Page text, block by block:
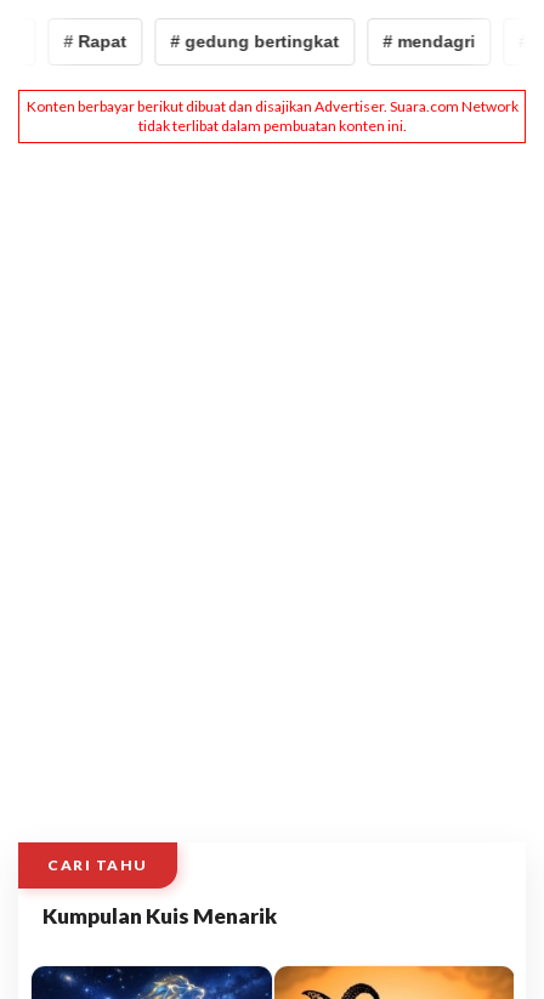
# Rapat # gedung bertingkat # mendagri
CARI TAHU
Kumpulan Kuis Menarik